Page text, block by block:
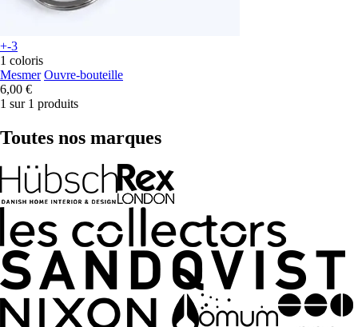
+-3
1 coloris
Mesmer Ouvre-bouteille
6,00 €
1 sur 1 produits
Toutes nos marques